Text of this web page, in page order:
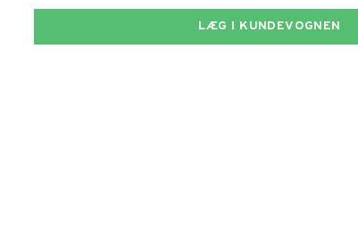
LÆG I KUNDEVOGNEN